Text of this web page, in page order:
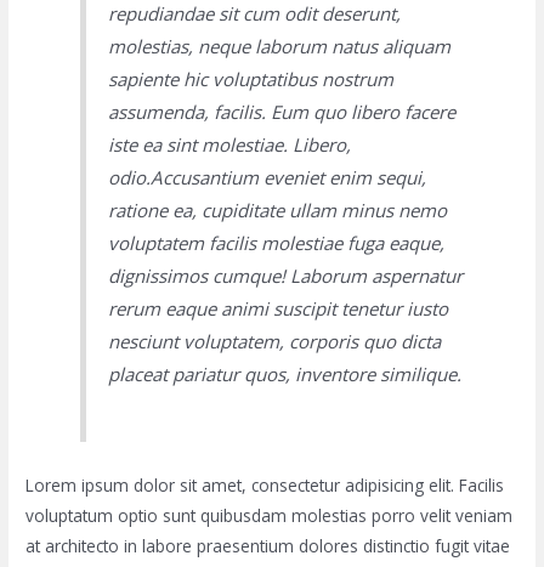
repudiandae sit cum odit deserunt,
molestias, neque laborum natus aliquam
sapiente hic voluptatibus nostrum
assumenda, facilis. Eum quo libero facere
iste ea sint molestiae. Libero,
odio.Accusantium eveniet enim sequi,
ratione ea, cupiditate ullam minus nemo
voluptatem facilis molestiae fuga eaque,
dignissimos cumque! Laborum aspernatur
rerum eaque animi suscipit tenetur iusto
nesciunt voluptatem, corporis quo dicta
placeat pariatur quos, inventore similique.
Lorem ipsum dolor sit amet, consectetur adipisicing elit. Facilis
voluptatum optio sunt quibusdam molestias porro velit veniam
at architecto in labore praesentium dolores distinctio fugit vitae